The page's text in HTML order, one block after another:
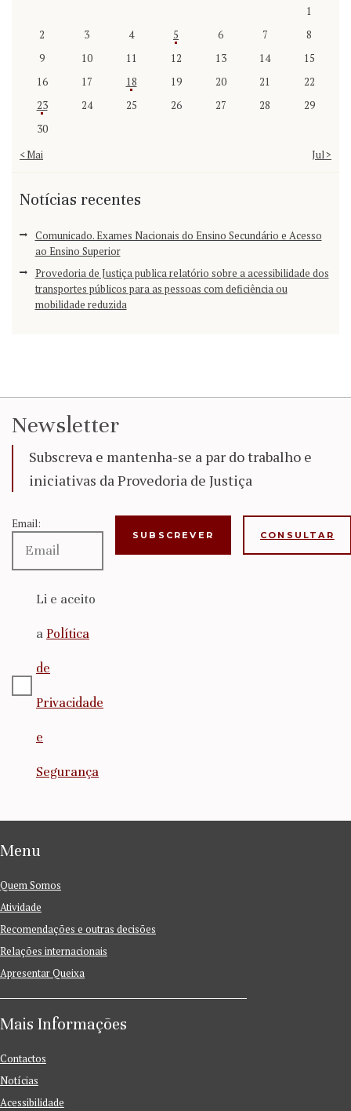
1
2
3 4 5 6 7
8
9
10 11 12 13 14
15
16
17 18 19 20 21
22
23
24 25 26 27 28
29
30
« Mai
Jul »
Notícias recentes
Comunicado. Exames Nacionais do Ensino Secundário e Acesso
ao Ensino Superior
Provedoria de Justiça publica relatório sobre a acessibilidade dos
transportes públicos para as pessoas com deficiência ou
mobilidade reduzida
Newsletter
Subscreva e mantenha-se a par do trabalho e
iniciativas da Provedoria de Justiça
Email:
Li e aceito
a Política
de
Privacidade
e
Segurança
CONSULTAR
Menu
Quem Somos
Atividade
Recomendações e outras decisões
Relações internacionais
Apresentar Queixa
Mais Informações
Contactos
Notícias
Acessibilidade